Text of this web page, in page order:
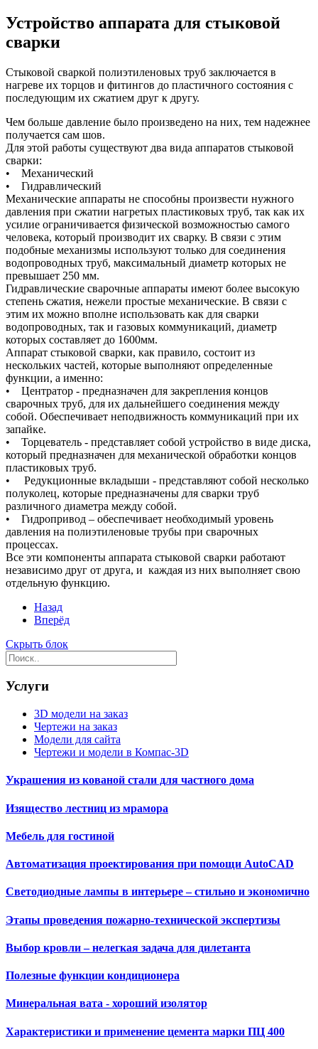
Устройство аппарата для стыковой
сварки
Стыковой сваркой полиэтиленовых труб заключается в
нагреве их торцов и фитингов до пластичного состояния с
последующим их сжатием друг к другу.
Чем больше давление было произведено на них, тем надежнее
получается сам шов.
Для этой работы существуют два вида аппаратов стыковой
сварки:
• Механический
• Гидравлический
Механические аппараты не способны произвести нужного
давления при сжатии нагретых пластиковых труб, так как их
усилие ограничивается физической возможностью самого
человека, который производит их сварку. В связи с этим
подобные механизмы используют только для соединения
водопроводных труб, максимальный диаметр которых не
превышает 250 мм.
Гидравлические сварочные аппараты имеют более высокую
степень сжатия, нежели простые механические. В связи с
этим их можно вполне использовать как для сварки
водопроводных, так и газовых коммуникаций, диаметр
которых составляет до 1600мм.
Аппарат стыковой сварки, как правило, состоит из
нескольких частей, которые выполняют определенные
функции, а именно:
• Центратор - предназначен для закрепления концов
сварочных труб, для их дальнейшего соединения между
собой. Обеспечивает неподвижность коммуникаций при их
запайке.
• Торцеватель - представляет собой устройство в виде диска,
который предназначен для механической обработки концов
пластиковых труб.
• Редукционные вкладыши - представляют собой несколько
полуколец, которые предназначены для сварки труб
различного диаметра между собой.
• Гидропривод – обеспечивает необходимый уровень
давления на полиэтиленовые трубы при сварочных
процессах.
Все эти компоненты аппарата стыковой сварки работают
независимо друг от друга, и каждая из них выполняет свою
отдельную функцию.
Назад
Вперёд
Скрыть блок
Услуги
3D модели на заказ
Чертежи на заказ
Модели для сайта
Чертежи и модели в Компас-3D
Украшения из кованой стали для частного дома
Изящество лестниц из мрамора
Мебель для гостиной
Автоматизация проектирования при помощи AutoCAD
Светодиодные лампы в интерьере – стильно и экономично
Этапы проведения пожарно-технической экспертизы
Выбор кровли – нелегкая задача для дилетанта
Полезные функции кондиционера
Минеральная вата - хороший изолятор
Характеристики и применение цемента марки ПЦ 400